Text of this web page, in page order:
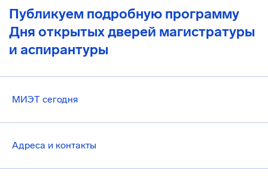
Публикуем подробную программу
Дня открытых дверей магистратуры
и аспирантуры
МИЭТ сегодня
Адреса и контакты